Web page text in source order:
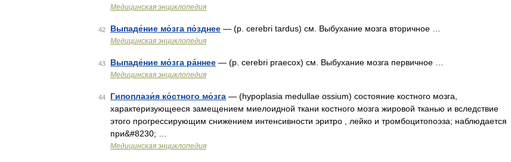
Медицинская энциклопедия
42 Выпаде́ние мо́зга по́зднее — (p. cerebri tardus) см. Выбухание мозга вторичное …
Медицинская энциклопедия
43 Выпаде́ние мо́зга ра́ннее — (p. cerebri praecox) см. Выбухание мозга первичное …
Медицинская энциклопедия
44 Гипоплази́я ко́стного мо́зга — (hypoplasia medullae ossium) состояние костного мозга,
характеризующееся замещением миелоидной ткани костного мозга жировой тканью и вследствие
этого прогрессирующим снижением интенсивности эритро , лейко и тромбоцитопоэза; наблюдается
при&#8230; …
Медицинская энциклопедия